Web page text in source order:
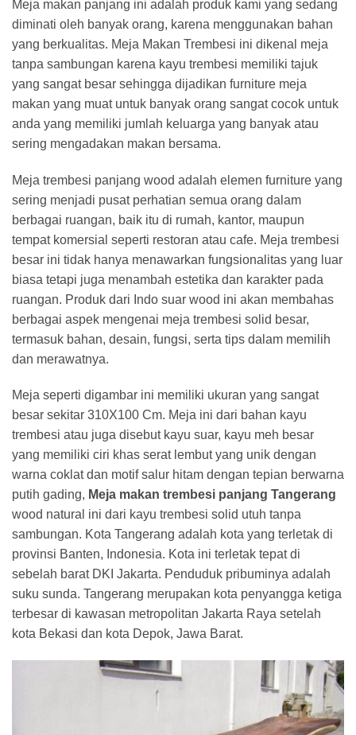
Meja makan panjang ini adalah produk kami yang sedang
diminati oleh banyak orang, karena menggunakan bahan
yang berkualitas. Meja Makan Trembesi ini dikenal meja
tanpa sambungan karena kayu trembesi memiliki tajuk
yang sangat besar sehingga dijadikan furniture meja
makan yang muat untuk banyak orang sangat cocok untuk
anda yang memiliki jumlah keluarga yang banyak atau
sering mengadakan makan bersama.
Meja trembesi panjang wood adalah elemen furniture yang
sering menjadi pusat perhatian semua orang dalam
berbagai ruangan, baik itu di rumah, kantor, maupun
tempat komersial seperti restoran atau cafe. Meja trembesi
besar ini tidak hanya menawarkan fungsionalitas yang luar
biasa tetapi juga menambah estetika dan karakter pada
ruangan. Produk dari Indo suar wood ini akan membahas
berbagai aspek mengenai meja trembesi solid besar,
termasuk bahan, desain, fungsi, serta tips dalam memilih
dan merawatnya.
Meja seperti digambar ini memiliki ukuran yang sangat
besar sekitar 310X100 Cm. Meja ini dari bahan kayu
trembesi atau juga disebut kayu suar, kayu meh besar
yang memiliki ciri khas serat lembut yang unik dengan
warna coklat dan motif salur hitam dengan tepian berwarna
putih gading, Meja makan trembesi panjang Tangerang
wood natural ini dari kayu trembesi solid utuh tanpa
sambungan. Kota Tangerang adalah kota yang terletak di
provinsi Banten, Indonesia. Kota ini terletak tepat di
sebelah barat DKI Jakarta. Penduduk pribuminya adalah
suku sunda. Tangerang merupakan kota penyangga ketiga
terbesar di kawasan metropolitan Jakarta Raya setelah
kota Bekasi dan kota Depok, Jawa Barat.